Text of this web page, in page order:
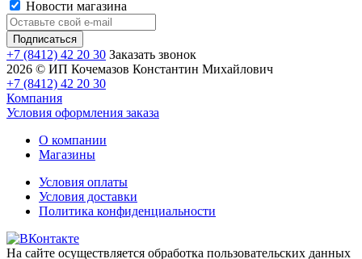
Новости магазина
+7 (8412) 42 20 30 Заказать звонок
2026 © ИП Кочемазов Константин Михайлович
+7 (8412) 42 20 30
Компания
Условия оформления заказа
О компании
Магазины
Условия оплаты
Условия доставки
Политика конфиденциальности
На сайте осуществляется обработка пользовательских данных